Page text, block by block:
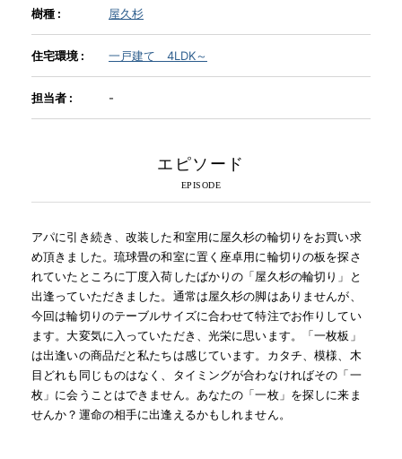
INFORMATION
MOKUBA CHANNEL
よくあるご質問
樹種 : 屋久杉
住宅環境 : 一戸建て 4LDK～
担当者 : -
エピソード
アパに引き続き、改装した和室用に屋久杉の輪切りをお買い求
め頂きました。琉球畳の和室に置く座卓用に輪切りの板を探さ
れていたところに丁度入荷したばかりの「屋久杉の輪切り」と
出逢っていただきました。通常は屋久杉の脚はありませんが、
今回は輪切りのテーブルサイズに合わせて特注でお作りしてい
ます。大変気に入っていただき、光栄に思います。「一枚板」
は出逢いの商品だと私たちは感じています。カタチ、模様、木
目どれも同じものはなく、タイミングが合わなければその「一
枚」に会うことはできません。あなたの「一枚」を探しに来ま
せんか？運命の相手に出逢えるかもしれません。